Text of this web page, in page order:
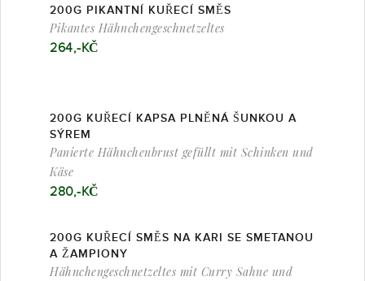
200G PIKANTNÍ KUŘECÍ SMĚS
Pikantes Hähnchengeschnetzeltes
264,-KČ
200G KUŘECÍ KAPSA PLNĚNÁ ŠUNKOU A
SÝREM
Panierte Hähnchenbrust gefüllt mit Schinken und
Käse
280,-KČ
200G KUŘECÍ SMĚS NA KARI SE SMETANOU
A ŽAMPIONY
Hähnchengeschnetzeltes mit Curry Sahne und